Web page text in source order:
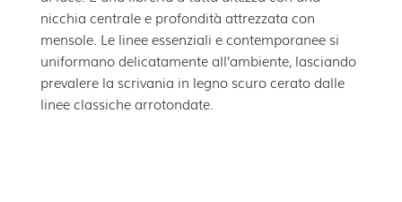
nicchia centrale e profondità attrezzata con
mensole. Le linee essenziali e contemporanee si
uniformano delicatamente all’ambiente, lasciando
prevalere la scrivania in legno scuro cerato dalle
linee classiche arrotondate.